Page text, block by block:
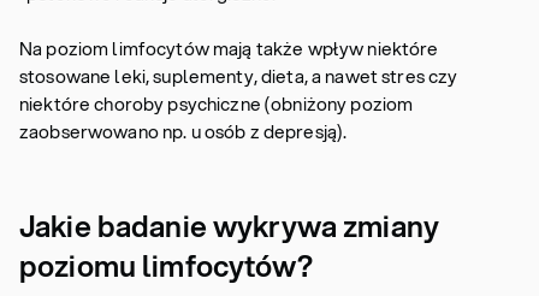
Na poziom limfocytów mają także wpływ niektóre
stosowane leki, suplementy, dieta, a nawet stres czy
niektóre choroby psychiczne (obniżony poziom
zaobserwowano np. u osób z depresją).
Jakie badanie wykrywa zmiany
poziomu limfocytów?